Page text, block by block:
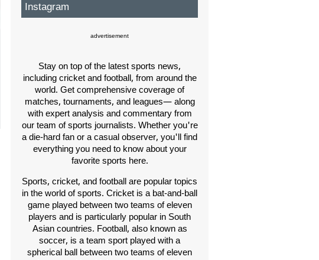
Instagram
advertisement
Stay on top of the latest sports news,
including cricket and football, from around the
world. Get comprehensive coverage of
matches, tournaments, and leagues— along
with expert analysis and commentary from
our team of sports journalists. Whether you're
a die-hard fan or a casual observer, you'll find
everything you need to know about your
favorite sports here.
Sports, cricket, and football are popular topics
in the world of sports. Cricket is a bat-and-ball
game played between two teams of eleven
players and is particularly popular in South
Asian countries. Football, also known as
soccer, is a team sport played with a
spherical ball between two teams of eleven